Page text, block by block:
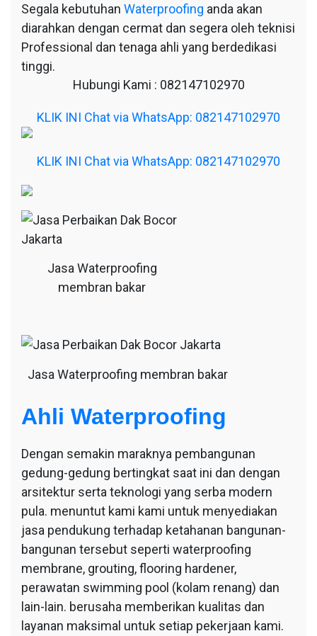
Segala kebutuhan Waterproofing anda akan
diarahkan dengan cermat dan segera oleh teknisi
Professional dan tenaga ahli yang berdedikasi
tinggi.
Hubungi Kami : 082147102970
KLIK INI Chat via WhatsApp: 082147102970
KLIK INI Chat via WhatsApp: 082147102970
Jasa Waterproofing
membran bakar
Jasa Waterproofing membran bakar
Ahli Waterproofing
Dengan semakin maraknya pembangunan
gedung-gedung bertingkat saat ini dan dengan
arsitektur serta teknologi yang serba modern
pula. menuntut kami kami untuk menyediakan
jasa pendukung terhadap ketahanan bangunan-
bangunan tersebut seperti waterproofing
membrane, grouting, flooring hardener,
perawatan swimming pool (kolam renang) dan
lain-lain. berusaha memberikan kualitas dan
layanan maksimal untuk setiap pekerjaan kami.